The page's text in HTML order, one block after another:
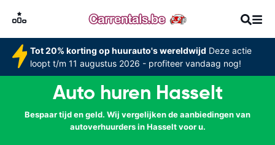
Tot 20% korting op huurauto's wereldwijd Deze actie
loopt t/m 11 augustus 2026 - profiteer vandaag nog!
Auto huren Hasselt
Bespaar tijd en geld. Wij vergelijken de aanbiedingen van
autoverhuurders in Hasselt voor u.